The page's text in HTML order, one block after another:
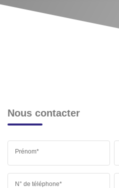
Nous contacter
Prénom*
N° de téléphone*